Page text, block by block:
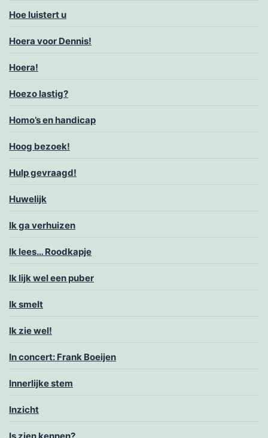
Hoe luistert u
Hoera voor Dennis!
Hoera!
Hoezo lastig?
Homo’s en handicap
Hoog bezoek!
Hulp gevraagd!
Huwelijk
Ik ga verhuizen
Ik lees… Roodkapje
Ik lijk wel een puber
Ik smelt
Ik zie wel!
In concert: Frank Boeijen
Innerlijke stem
Inzicht